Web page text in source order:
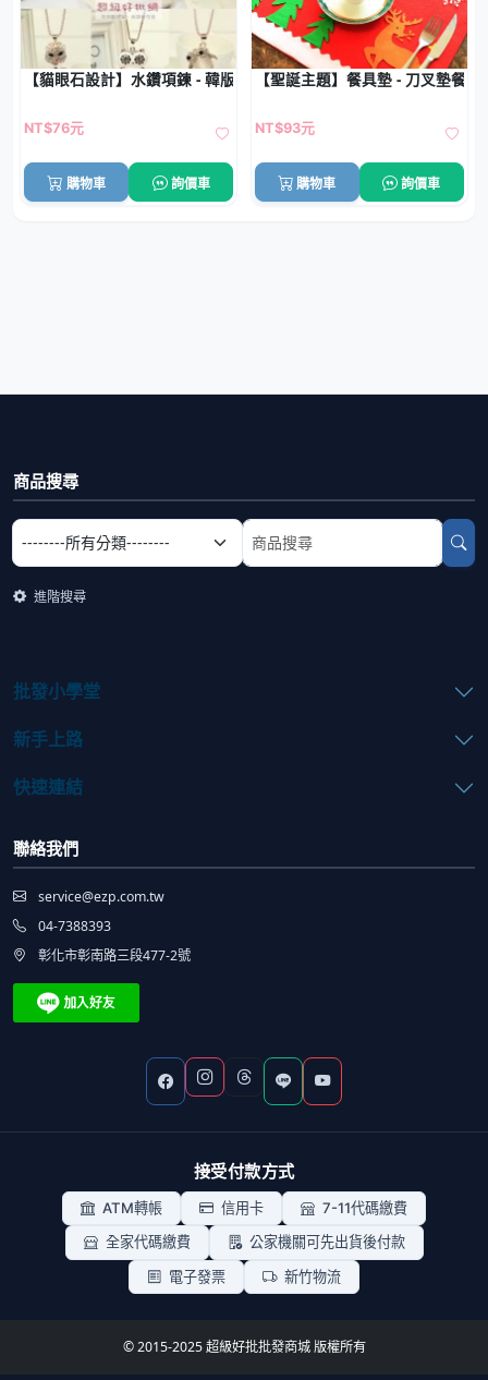
【貓眼石設計】水鑽項鍊 - 韓版長款配飾
NT$76元
購物車 詢價車
【聖誕主題】餐具墊 - 刀叉墊餐桌
NT$93元
購物車 詢價車
商品搜尋
選擇商品分類
搜尋商品關鍵字
進階搜尋
批發小學堂
新手上路
快速連結
聯絡我們
service@ezp.com.tw
04-7388393
彰化市彰南路三段477-2號
接受付款方式
ATM轉帳 信用卡
7-11代碼繳費
全家代碼繳費
公家機關可先出貨後付款
電子發票
新竹物流
© 2015-2025 超級好批批發商城 版權所有